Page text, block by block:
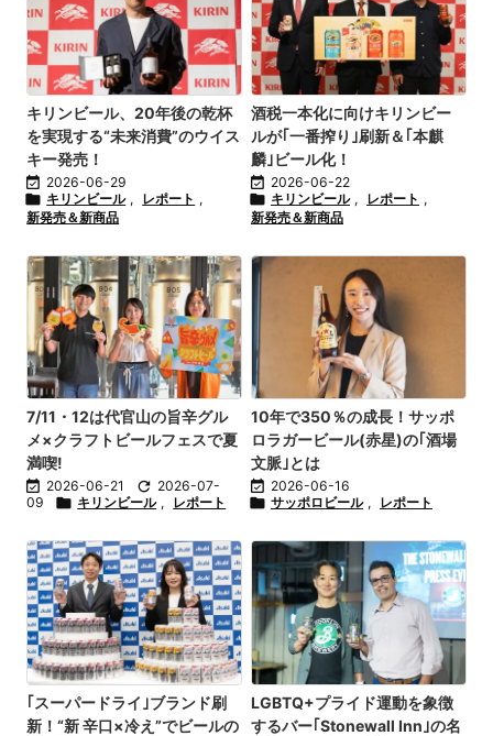
キリンビール、20年後の乾杯
を実現する“未来消費”のウイス
キー発売！
 2026-06-29
 キリンビール , レポート ,
新発売＆新商品
酒税一本化に向けキリンビー
ルが｢一番搾り｣刷新＆｢本麒
麟｣ビール化！
 2026-06-22
 キリンビール , レポート ,
新発売＆新商品
7/11・12は代官山の旨辛グル
メ×クラフトビールフェスで夏
満喫!
 2026-06-21  2026-07-
09
 キリンビール , レポート
10年で350％の成長！サッポ
ロラガービール(赤星)の｢酒場
文脈｣とは
 2026-06-16
 サッポロビール , レポート
｢スーパードライ｣ブランド刷
新！“新 辛口×冷え”でビールの
LGBTQ+プライド運動を象徴
するバー｢Stonewall Inn｣の名